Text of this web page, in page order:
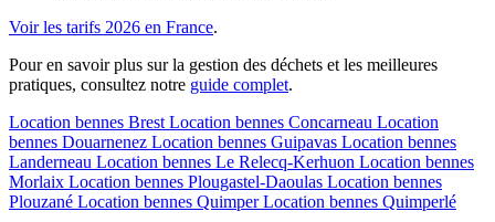
Voir les tarifs 2026 en France.
Pour en savoir plus sur la gestion des déchets et les meilleures
pratiques, consultez notre guide complet.
Location bennes Brest Location bennes Concarneau Location
bennes Douarnenez Location bennes Guipavas Location bennes
Landerneau Location bennes Le Relecq-Kerhuon Location bennes
Morlaix Location bennes Plougastel-Daoulas Location bennes
Plouzané Location bennes Quimper Location bennes Quimperlé